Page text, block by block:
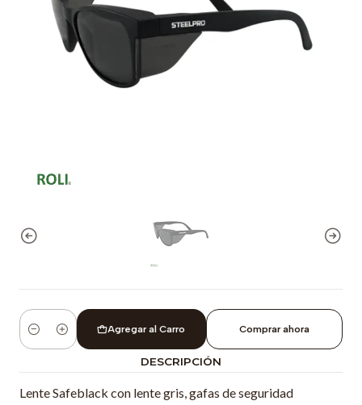
Cantidad
Agregar al Carro Comprar ahora
DESCRIPCIÓN
Lente Safeblack con lente gris, gafas de seguridad